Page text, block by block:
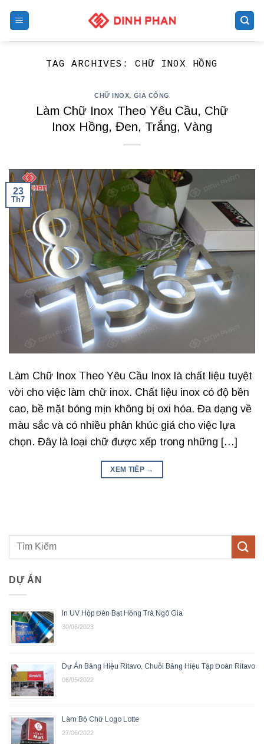
TAG ARCHIVES:CHỮ INOX HỒNG
CHỮ INOX, GIA CÔNG
Làm Chữ Inox Theo Yêu Cầu, Chữ
Inox Hồng, Đen, Trắng, Vàng
23
Th7
Làm Chữ Inox Theo Yêu Cầu Inox là chất liệu tuyệt
vời cho việc làm chữ inox. Chất liệu inox có độ bền
cao, bề mặt bóng mịn không bị oxi hóa. Đa dạng về
màu sắc và có nhiều phân khúc giá cho việc lựa
chọn. Đây là loại chữ được xếp trong những […]
XEM TIẾP →
DỰ ÁN
In UV Hộp Đèn Bạt Hồng Trà Ngô Gia
30/06/2023
Dự Án Bảng Hiệu Ritavo, Chuỗi Bảng Hiệu Tập Đoàn Ritavo
06/05/2022
Làm Bộ Chữ Logo Lotte
27/06/2022